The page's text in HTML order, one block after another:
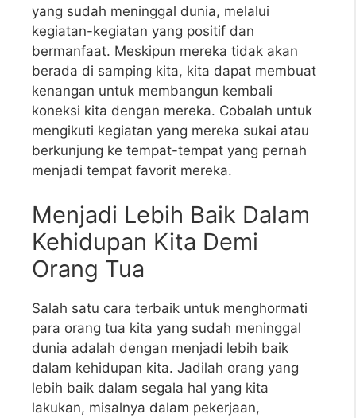
yang sudah meninggal dunia, melalui
kegiatan-kegiatan yang positif dan
bermanfaat. Meskipun mereka tidak akan
berada di samping kita, kita dapat membuat
kenangan untuk membangun kembali
koneksi kita dengan mereka. Cobalah untuk
mengikuti kegiatan yang mereka sukai atau
berkunjung ke tempat-tempat yang pernah
menjadi tempat favorit mereka.
Menjadi Lebih Baik Dalam
Kehidupan Kita Demi
Orang Tua
Salah satu cara terbaik untuk menghormati
para orang tua kita yang sudah meninggal
dunia adalah dengan menjadi lebih baik
dalam kehidupan kita. Jadilah orang yang
lebih baik dalam segala hal yang kita
lakukan, misalnya dalam pekerjaan,